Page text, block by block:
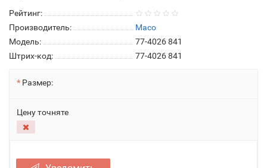
Рейтинг:
Производитель:
Maco
Модель:
77-4026 841
Штрих-код:
77-4026 841
Размер:
Цену точняте